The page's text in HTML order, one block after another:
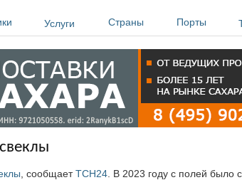
Услуги Страны Порты
, сообщаетТСН24 . В 2023 году с полей было